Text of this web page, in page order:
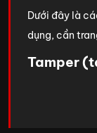
Dưới đây là
dụng, cần
Tamper
trước khi đưa